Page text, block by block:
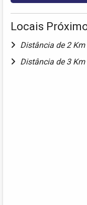
Locais
Distância de 2 Km
Distância de 3 Km